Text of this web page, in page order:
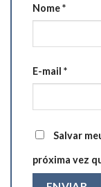
Nome*
E-mail *
Salvar
próxima vez